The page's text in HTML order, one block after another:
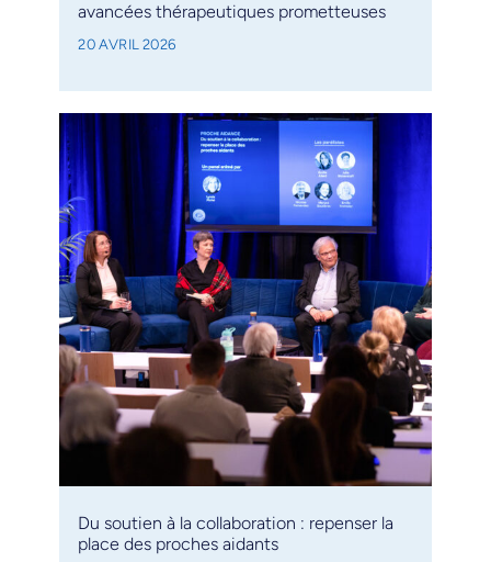
avancées thérapeutiques prometteuses
20 AVRIL 2026
Du soutien à la collaboration : repenser la
place des proches aidants